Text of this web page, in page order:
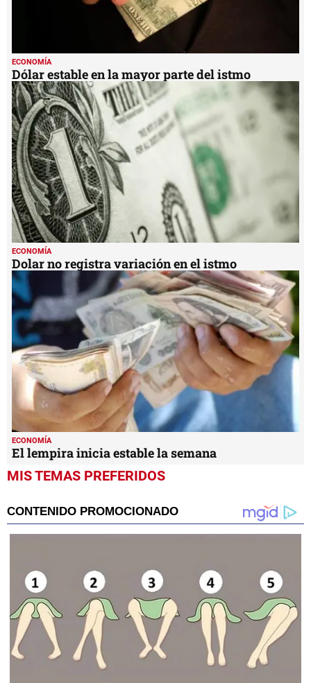
ECONOMÍA
Dólar estable en la mayor parte del istmo
ECONOMÍA
Dolar no registra variación en el istmo
ECONOMÍA
El lempira inicia estable la semana
MIS TEMAS PREFERIDOS